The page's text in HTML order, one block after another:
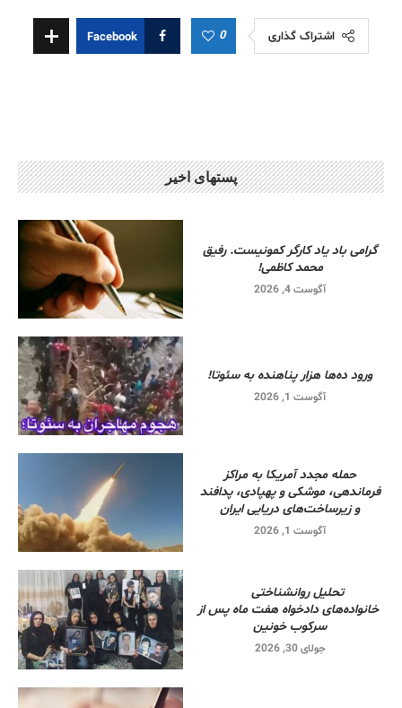
اشتراک گذاری 0
Facebook
پستهای اخیر
گرامی باد یاد کارگر کمونیست. رفیق
محمد کاظمی!
آگوست 4, 2026
ورود ده‌ها هزار پناهنده به سئوتا!
آگوست 1, 2026
حمله مجدد آمریکا به مراکز
فرماندهی، موشکی و پهپادی، پدافند
و زیرساخت‌های دریایی ایران
آگوست 1, 2026
تحلیل روانشناختی
خانواده‌های دادخواه هفت ماه پس از
سرکوب خونین
جولای 30, 2026